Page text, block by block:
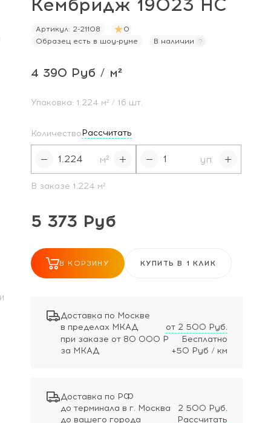
Кембридж 19023 HC
Артикул: 2-21108
0
Образец есть в шоу-руме
В наличии
4 390 Руб / м²
Упаковка: 1.224 м² / 16 шт.
КоличествоРассчитать
м² уп.
В заказе 1.224 м²
5 373 Руб
В КОРЗИНУ КУПИТЬ В 1 КЛИК
Доставка по Москве
в пределах МКАД
от 2 500 Руб.
при заказе от 80 000 Р
Бесплатно
за МКАД
+50 Руб / км
Доставка по РФ
до терминала в г. Москва
2 500 Руб.
до вашего города
Рассчитать